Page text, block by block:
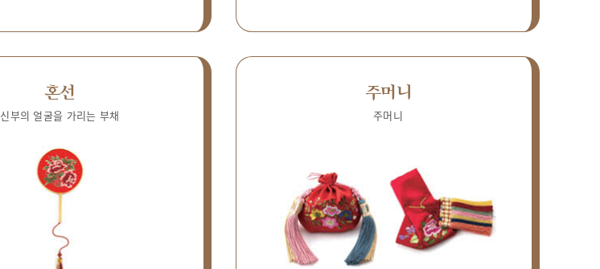
혼선
신부의 얼굴을 가리는 부채
주머니
주머니